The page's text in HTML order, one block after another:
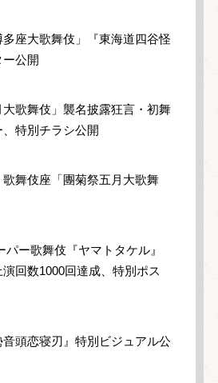
座大歌舞伎」『東海道四谷怪
公開
歌舞伎」襲名披露狂言・初舞
特別チラシ公開
歌舞伎座「團菊祭五月大歌舞
パー歌舞伎『ヤマトタケル』
回数1000回達成、特別ポス
頭恋寝刃』特別ビジュアル公